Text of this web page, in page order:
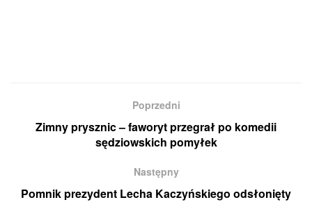
Poprzedni
Zimny prysznic – faworyt przegrał po komedii
sędziowskich pomyłek
Następny
Pomnik prezydent Lecha Kaczyńskiego odsłonięty